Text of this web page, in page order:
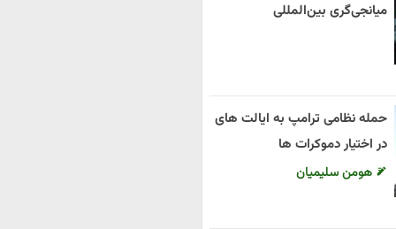
میانجی‌گری بین‌المللی
حمله نظامی ترامپ به ایالت های
در اختیار دموکرات ها
هومن سلیمیان